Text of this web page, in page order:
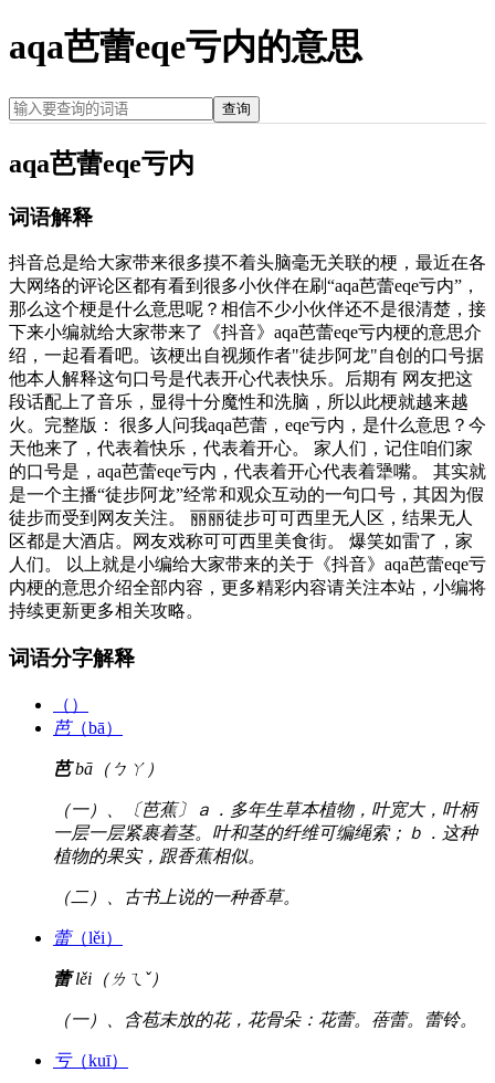
aqa芭蕾eqe亏内的意思
查询
aqa芭蕾eqe亏内
词语解释
抖音总是给大家带来很多摸不着头脑毫无关联的梗，最近在各
大网络的评论区都有看到很多小伙伴在刷“aqa芭蕾eqe亏内”，
那么这个梗是什么意思呢？相信不少小伙伴还不是很清楚，接
下来小编就给大家带来了《抖音》aqa芭蕾eqe亏内梗的意思介
绍，一起看看吧。该梗出自视频作者"徒步阿龙"自创的口号据
他本人解释这句口号是代表开心代表快乐。后期有 网友把这
段话配上了音乐，显得十分魔性和洗脑，所以此梗就越来越
火。完整版： 很多人问我aqa芭蕾，eqe亏内，是什么意思？今
天他来了，代表着快乐，代表着开心。 家人们，记住咱们家
的口号是，aqa芭蕾eqe亏内，代表着开心代表着犟嘴。 其实就
是一个主播“徒步阿龙”经常和观众互动的一句口号，其因为假
徒步而受到网友关注。 丽丽徒步可可西里无人区，结果无人
区都是大酒店。网友戏称可可西里美食街。 爆笑如雷了，家
人们。 以上就是小编给大家带来的关于《抖音》aqa芭蕾eqe亏
内梗的意思介绍全部内容，更多精彩内容请关注本站，小编将
持续更新更多相关攻略。
词语分字解释
（）
芭（bā）
芭bā（ㄅㄚ）
（一）、〔芭蕉〕ａ．多年生草本植物，叶宽大，叶柄
一层一层紧裹着茎。叶和茎的纤维可编绳索；ｂ．这种
植物的果实，跟香蕉相似。
（二）、古书上说的一种香草。
蕾（lěi）
蕾lěi（ㄌㄟˇ）
（一）、含苞未放的花，花骨朵：花蕾。蓓蕾。蕾铃。
亏（kuī）